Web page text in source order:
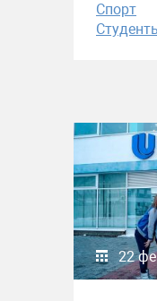
Спорт
22